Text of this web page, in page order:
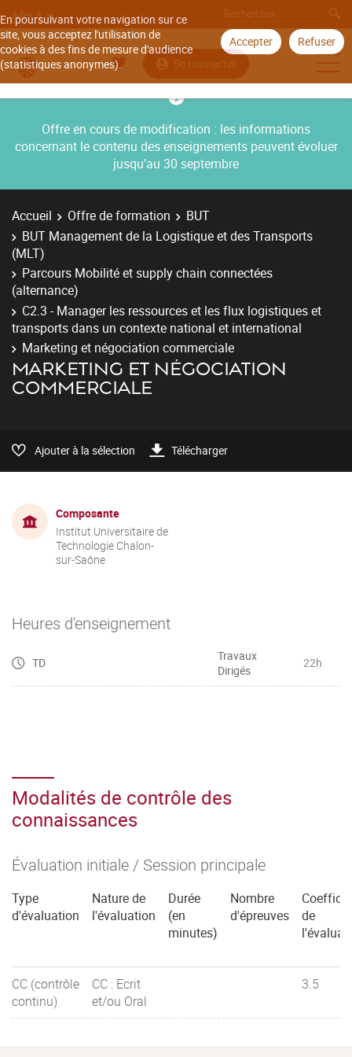
En poursuivant votre navigation sur ce
site, vous acceptez l'utilisation de
cookies à des fins de mesure d'audience
(statistiques anonymes).
Accepter Refuser
Aller à
Se connecter
Offre en cours de modification : les informations
concernant le contenu des enseignements peuvent évoluer
jusqu’au 30 septembre
Accueil Offre de formation
BUT
BUT Management de la Logistique et des Transports
(MLT)
Parcours Mobilité et supply chain connectées
(alternance)
C2.3 - Manager les ressources et les flux logistiques et
transports dans un contexte national et international
Marketing et négociation commerciale
MARKETING ET NÉGOCIATION
COMMERCIALE
Ajouter à la sélection Télécharger
Composante
Institut Universitaire de
Technologie Chalon-
sur-Saône
Heures d'enseignement
TD
Travaux
Dirigés
22h
Modalités de contrôle des
connaissances
Évaluation initiale / Session principale
Type
d'évaluation
Nature de
l'évaluation
Durée
(en
minutes)
Nombre
d'épreuves
de
CC (contrôle
continu)
CC : Ecrit
et/ou Oral
3.5